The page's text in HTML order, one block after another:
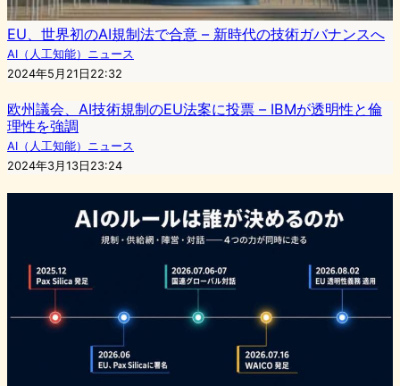
EU、世界初のAI規制法で合意 – 新時代の技術ガバナンスへ
AI（人工知能）ニュース
2024年5月21日22:32
欧州議会、AI技術規制のEU法案に投票 – IBMが透明性と倫
理性を強調
AI（人工知能）ニュース
2024年3月13日23:24